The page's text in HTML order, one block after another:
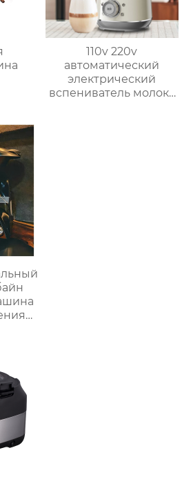
110v 220v
автоматический
электрический
вспениватель молока